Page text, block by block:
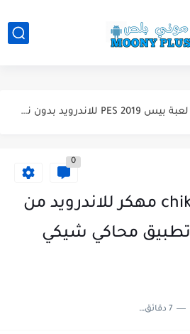
تحميل لعبة Total Football مهكرة 2025 اخر اصدار للأندرويد لعبة...
تحميل لعبة بيس PES 2019 للاندرويد بدون نت بحجم نسخه...
تحميل لعبة جاتا فايس سيتي مهكرة لعبة GTA Vice City...
0
تحميل محاكي chikii مهكر للاندرويد من
ميديا فاير 2023 تطبيق محاكي شيكي
7 دقائق للقراءة